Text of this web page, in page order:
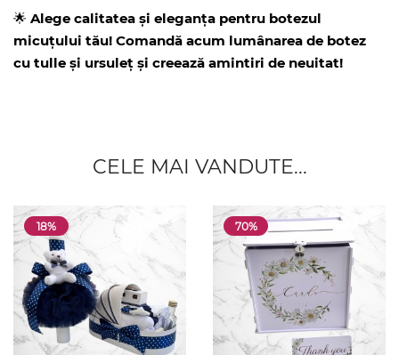
🌟 Alege calitatea și eleganța pentru botezul
micuțului tău! Comandă acum lumânarea de botez
cu tulle și ursuleț și creează amintiri de neuitat!
CELE MAI VANDUTE...
18% 70%